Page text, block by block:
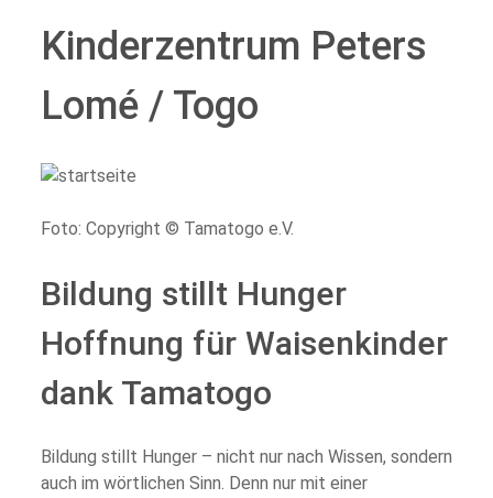
Kinderzentrum Peters
Lomé / Togo
Foto: Copyright © Tamatogo e.V.
Bildung stillt Hunger
Hoffnung für Waisenkinder
dank Tamatogo
Bildung stillt Hunger – nicht nur nach Wissen, sondern
auch im wörtlichen Sinn. Denn nur mit einer